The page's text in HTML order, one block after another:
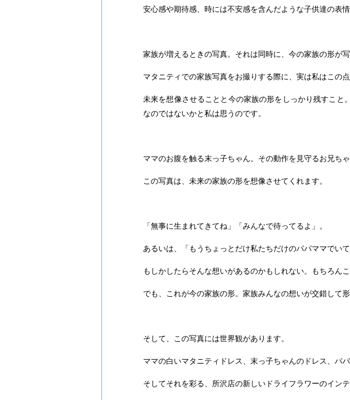
安心感や期待感、時には不安感を含んだような子供達の表
家族が増えるときの写真。それは同時に、今の家族の形が
マタニティでの家族写真をお撮りする際に、実は私はこの
未来を想像させることと今の家族の形をしっかり残すこ
なのではないかと私は思うのです。
ママのお腹を触る末っ子ちゃん。その動作を見守るお兄ち
この写真は、未来の家族の形を想像させてくれます。
「無事に生まれてきてね」「みんなで待ってるよ」。
あるいは、「もうちょっとだけ私たちだけのパパママでい
もしかしたらそんな想いがあるのかもしれない。もちろん
でも、これが今の家族の形。家族みんなの想いが交錯して
そして、この写真には世界観があります。
ママの白いマタニティドレス、末っ子ちゃんのドレス、パ
そしてそれを彩る、所沢店の新しいドライフラワーのインテ